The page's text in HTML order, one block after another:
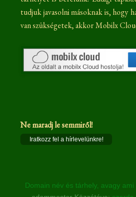
tudjuk javasolni másoknak is, hogy
van szükségetek, akkor Mobilx
Ne maradj le semmiről!
Iratkozz fel a hírlevelünkre!
Domain név és tárhely, avagy